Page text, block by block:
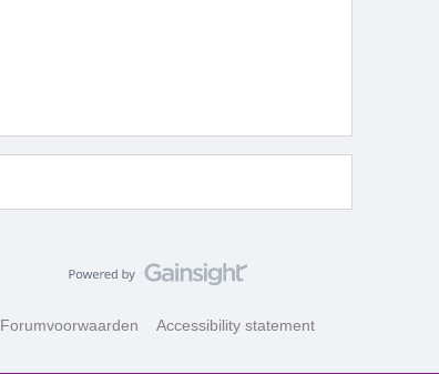
Forumvoorwaarden Accessibility statement